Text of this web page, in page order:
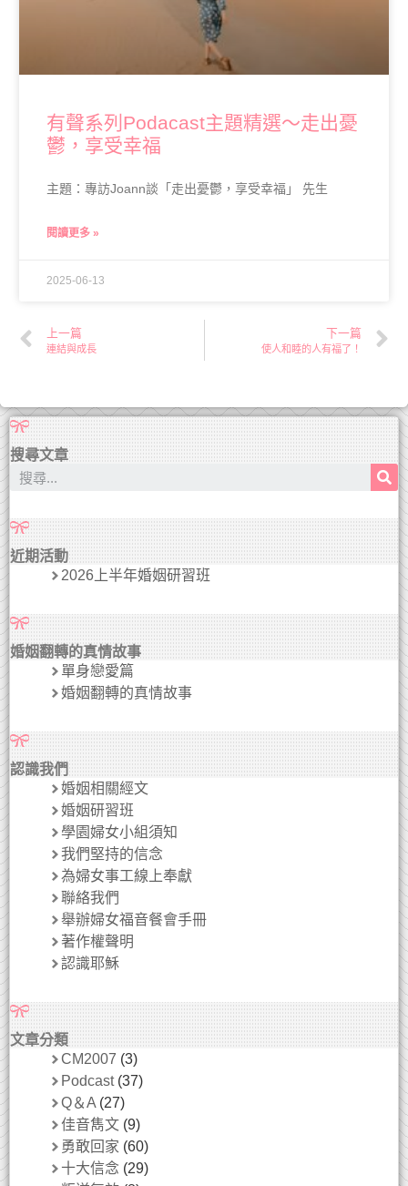
有聲系列Podacast主題精選～走出憂
鬱，享受幸福
主題：專訪Joann談「走出憂鬱，享受幸福」 先生
閱讀更多 »
2025-06-13
上一篇
連結與成長
下一篇
使人和睦的人有福了！
搜尋文章
近期活動
2026上半年婚姻研習班
婚姻翻轉的真情故事
單身戀愛篇
婚姻翻轉的真情故事
認識我們
婚姻相關經文
婚姻研習班
學園婦女小組須知
我們堅持的信念
為婦女事工線上奉獻
聯絡我們
舉辦婦女福音餐會手冊
著作權聲明
認識耶穌
文章分類
CM2007 (3)
Podcast(37)
Q＆A (27)
佳音雋文 (9)
勇敢回家 (60)
十大信念 (29)